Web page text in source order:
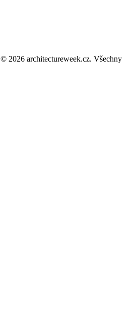
© 2026 architectureweek.cz. Všechny